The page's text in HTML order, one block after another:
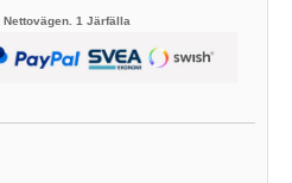
Nettovägen. 1 Järfälla